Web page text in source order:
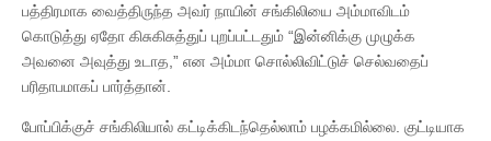
பத்திரமாக வைத்திருந்த அவர் நாயின் சங்கிலியை அம்மாவிடம்
கொடுத்து ஏதோ கிசுகிசுத்துப் புறப்பட்டதும் “இன்னிக்கு முழுக்க
அவனை அவுத்து உடாத,” என அம்மா சொல்லிவிட்டுச் செல்வதைப்
பரிதாபமாகப் பார்த்தான்.
போப்பிக்குச் சங்கிலியால் கட்டிக்கிடந்தெல்லாம் பழக்கமில்லை. குட்டியாக